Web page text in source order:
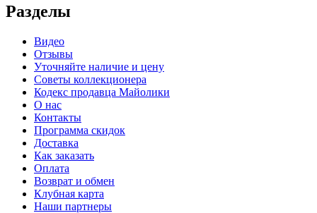
Разделы
Видео
Отзывы
Уточняйте наличие и цену
Советы коллекционера
Кодекс продавца Майолики
О нас
Контакты
Программа скидок
Доставка
Как заказать
Оплата
Возврат и обмен
Клубная карта
Наши партнеры